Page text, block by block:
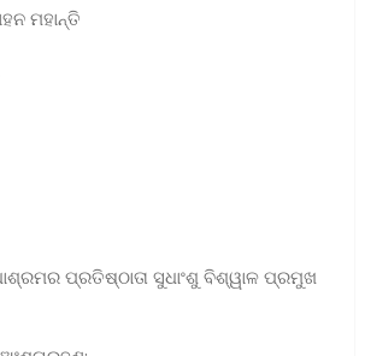
ମହାନ୍ତି
ପ୍ରତିଷ୍ଠାତା ସୁଧାଂଶୁ ବିଶ୍ୱାଳ ପ୍ରମୁଖ